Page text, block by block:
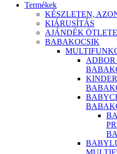
Termékek
KÉSZLETEN,
KIÁRUSÍTÁS
AJÁNDÉK
BABAKOCSIK